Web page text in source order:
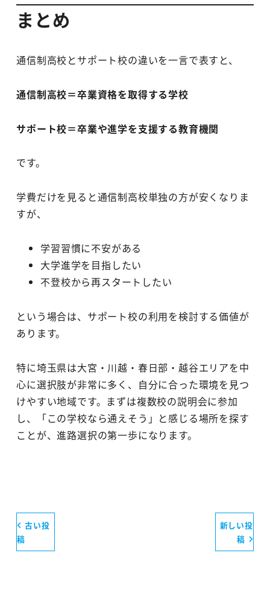
まとめ
通信制高校とサポート校の違いを一言で表すと、
通信制高校＝卒業資格を取得する学校
サポート校＝卒業や進学を支援する教育機関
です。
学費だけを見ると通信制高校単独の方が安くなりま
すが、
学習習慣に不安がある
大学進学を目指したい
不登校から再スタートしたい
という場合は、サポート校の利用を検討する価値が
あります。
特に埼玉県は大宮・川越・春日部・越谷エリアを中
心に選択肢が非常に多く、自分に合った環境を見つ
けやすい地域です。まずは複数校の説明会に参加
し、「この学校なら通えそう」と感じる場所を探す
ことが、進路選択の第一歩になります。
古い投
稿
新しい投
稿